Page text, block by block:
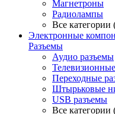
Магнетроны
Радиолампы
Все категории
Электронные
Разъемы
Аудио разъемы
Переходные
Штырьковые
USB разъемы
Все категории